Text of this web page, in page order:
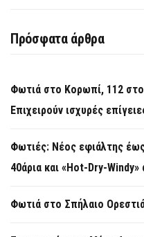
Πρόσφατα άρθρα
Φωτιά στο Κορωπί, 112
Επιχειρούν ισχυρές
Φωτιές: Νέος εφιάλτης
40άρια και «Hot-Dry-
Φωτιά στο Σπήλαιο